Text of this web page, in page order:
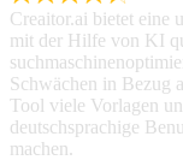
Creaitor.ai bietet eine
mit der Hilfe von KI
Schwächen in Bezug
Tool viele Vorlagen
deutschsprachige
machen.